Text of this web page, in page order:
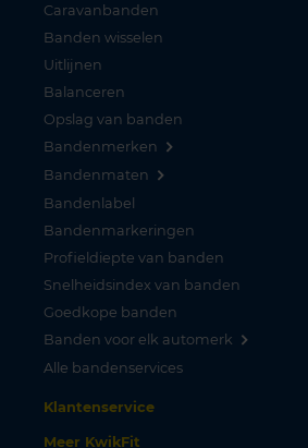
Caravanbanden
Banden wisselen
Uitlijnen
Balanceren
Opslag van banden
Bandenmerken
Bandenmaten
Bandenlabel
Bandenmarkeringen
Profieldiepte van banden
Snelheidsindex van banden
Goedkope banden
Banden voor elk automerk
Alle bandenservices
Klantenservice
Meer KwikFit